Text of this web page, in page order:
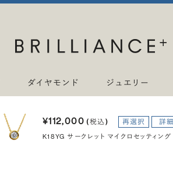
ダイヤモンド ジュエリー
¥112,000(税込) 再選択 詳細